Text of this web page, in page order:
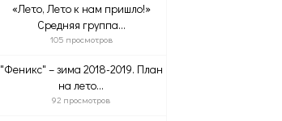
«Лето, Лето к нам пришло!»
Средняя группа...
105 просмотров
"Феникс" – зима 2018-2019. План
на лето...
92 просмотров